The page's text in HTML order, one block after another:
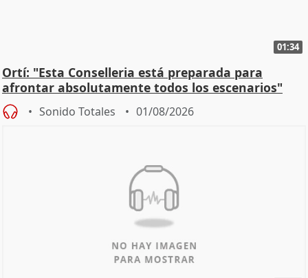
01:34
Ortí: "Esta Conselleria está preparada para
afrontar absolutamente todos los escenarios"
Sonido Totales 01/08/2026